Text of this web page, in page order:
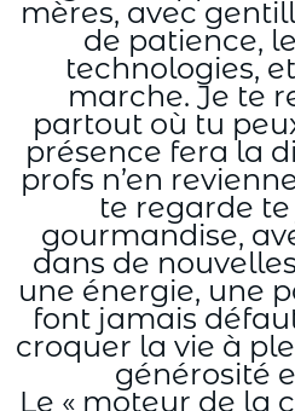
mères, avec
de patience,
technologies,
marche. Je te
partout où tu
présence fera la
profs n’en
te regarde
gourmandise,
dans de
une énergie, une
font jamais
croquer la vie à
générosité
Le « moteur de la